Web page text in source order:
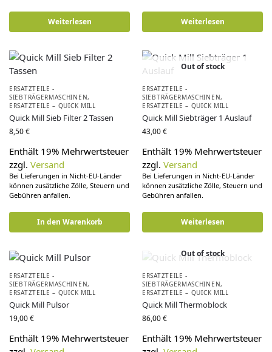
Weiterlesen Weiterlesen
ERSATZTEILE -
SIEBTRÄGERMASCHINEN,
ERSATZTEILE – QUICK MILL
Quick Mill Sieb Filter 2 Tassen
8,50€
Enthält 19% Mehrwertsteuer
zzgl. Versand
Bei Lieferungen in Nicht-EU-Länder
können zusätzliche Zölle, Steuern und
Gebühren anfallen.
In den Warenkorb
Out of stock
ERSATZTEILE -
SIEBTRÄGERMASCHINEN,
ERSATZTEILE – QUICK MILL
Quick Mill Siebträger 1 Auslauf
43,00€
Enthält 19% Mehrwertsteuer
zzgl. Versand
Bei Lieferungen in Nicht-EU-Länder
können zusätzliche Zölle, Steuern und
Gebühren anfallen.
Weiterlesen
ERSATZTEILE -
SIEBTRÄGERMASCHINEN,
ERSATZTEILE – QUICK MILL
Quick Mill Pulsor
19,00€
Enthält 19% Mehrwertsteuer
Out of stock
ERSATZTEILE -
SIEBTRÄGERMASCHINEN,
ERSATZTEILE – QUICK MILL
Quick Mill Thermoblock
86,00€
Enthält 19% Mehrwertsteuer